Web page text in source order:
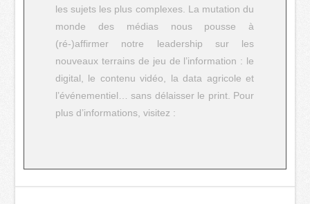
les sujets les plus complexes. La mutation du
monde des médias nous pousse à
(ré-)affirmer notre leadership sur les
nouveaux terrains de jeu de l’information : le
digital, le contenu vidéo, la data agricole et
l’événementiel… sans délaisser le print. Pour
plus d’informations, visitez :